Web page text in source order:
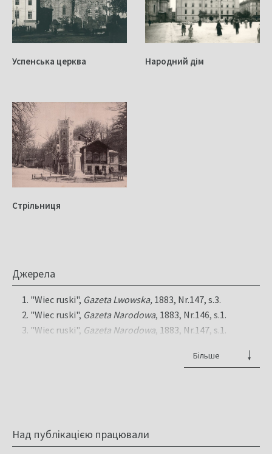
Успенська церква Народний дім
Стрільниця
Джерела
"Wiec ruski", Gazeta Lwowska, 1883, Nr.147, s.3.
"Wiec ruski", Gazeta Narodowa, 1883, Nr.146, s.1.
"Wiec ruski", Gazeta Narodowa, 1883, Nr.147, s.1.
, 1883, Nr.68, c.1.
"Поминальне богослуженье въ честь бл. и
Більше
Над публікацією працювали